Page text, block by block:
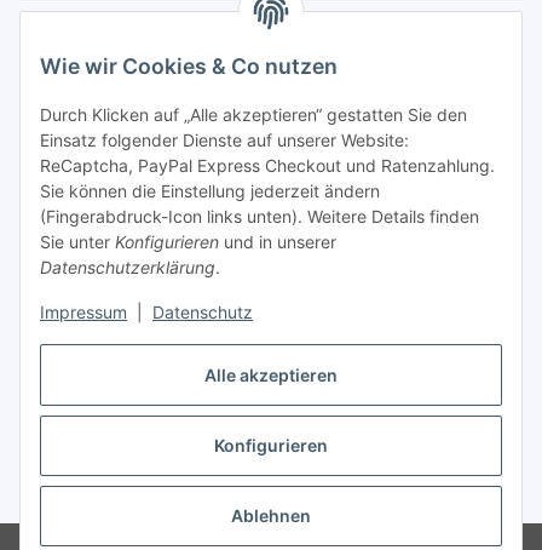
Alle akzeptieren
Konfigurieren
Ablehnen
Wie wir Cookies & Co nutzen
Durch Klicken auf „Alle akzeptieren“ gestatten Sie den
Einsatz folgender Dienste auf unserer Website:
ReCaptcha, PayPal Express Checkout und Ratenzahlung.
Sie können die Einstellung jederzeit ändern
(Fingerabdruck-Icon links unten). Weitere Details finden
Sie unter Konfigurieren und in unserer
Datenschutzerklärung.
Impressum Datenschutz
Zahlung & Versand
Vertrag widerrufen
* Alle Preise inkl. gesetzlicher USt., inkl.Versand